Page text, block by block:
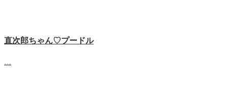
直次郎ちゃん♡プードル